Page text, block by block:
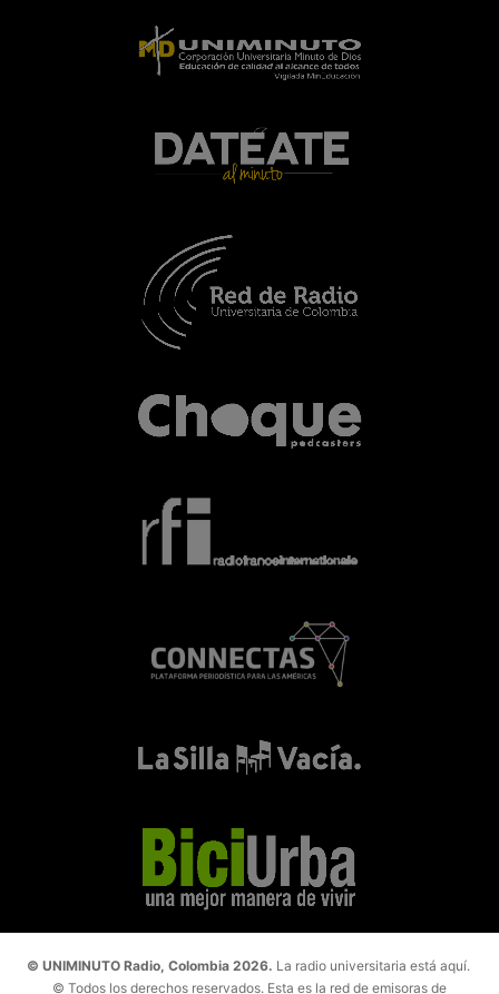
© UNIMINUTO Radio, Colombia 2026. La radio universitaria está aquí.
© Todos los derechos reservados. Esta es la red de emisoras de